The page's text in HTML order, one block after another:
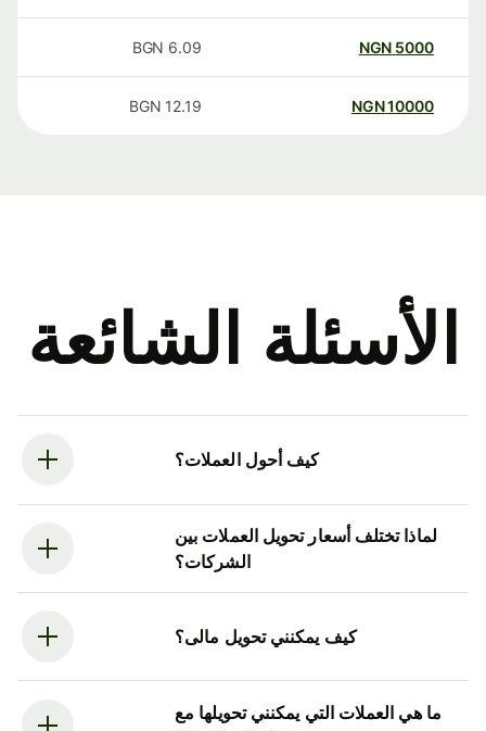
5000
NGN
6.09
BGN
10000
NGN
12.19
BGN
الأسئلة الشائعة
كيف أحول العملات؟
لماذا تختلف أسعار تحويل العملات بين
الشركات؟
كيف يمكنني تحويل مالى؟
ما هي العملات التي يمكنني تحويلها مع